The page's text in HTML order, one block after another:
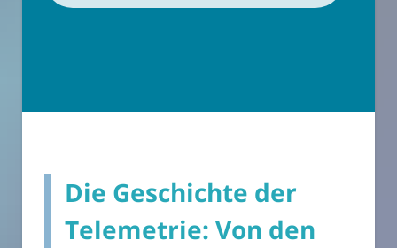
Die Geschichte der
Telemetrie: Von den